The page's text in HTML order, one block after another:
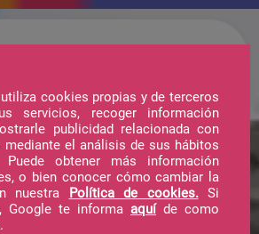
utiliza cookies propias y de terceros
servicios, recoger información
publicidad relacionada con
mediante el análisis de sus hábitos
Puede obtener más información
o bien conocer cómo cambiar la
nuestra Política de cookies.Si
Google te informa aquíde como